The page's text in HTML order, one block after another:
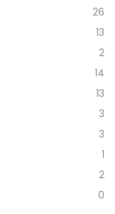
26
13
2
14
13
3
3
1
2
0